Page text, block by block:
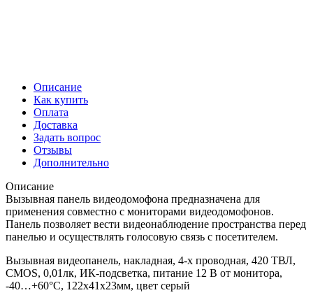
Описание
Как купить
Оплата
Доставка
Задать вопрос
Отзывы
Дополнительно
Описание
Вызывная панель видеодомофона предназначена для
применения совместно с мониторами видеодомофонов.
Панель позволяет вести видеонаблюдение пространства перед
панелью и осуществлять голосовую связь с посетителем.
Вызывная видеопанель, накладная, 4-х проводная, 420 ТВЛ,
CMOS, 0,01лк, ИК-подсветка, питание 12 В от монитора,
-40…+60°C, 122х41х23мм, цвет серый